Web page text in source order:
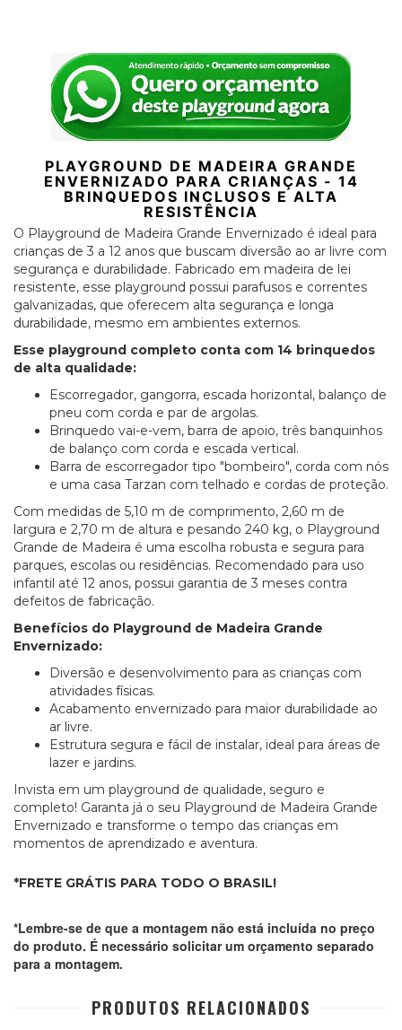
PLAYGROUND DE MADEIRA GRANDE
ENVERNIZADO PARA CRIANÇAS - 14
BRINQUEDOS INCLUSOS E ALTA
RESISTÊNCIA
O Playground de Madeira Grande Envernizado é ideal para
crianças de 3 a 12 anos que buscam diversão ao ar livre com
segurança e durabilidade. Fabricado em madeira de lei
resistente, esse playground possui parafusos e correntes
galvanizadas, que oferecem alta segurança e longa
durabilidade, mesmo em ambientes externos.
Esse playground completo conta com 14 brinquedos
de alta qualidade:
Escorregador, gangorra, escada horizontal, balanço de
pneu com corda e par de argolas.
Brinquedo vai-e-vem, barra de apoio, três banquinhos
de balanço com corda e escada vertical.
Barra de escorregador tipo "bombeiro", corda com nós
e uma casa Tarzan com telhado e cordas de proteção.
Com medidas de 5,10 m de comprimento, 2,60 m de
largura e 2,70 m de altura e pesando 240 kg, o Playground
Grande de Madeira é uma escolha robusta e segura para
parques, escolas ou residências. Recomendado para uso
infantil até 12 anos, possui garantia de 3 meses contra
defeitos de fabricação.
Benefícios do Playground de Madeira Grande
Envernizado:
Diversão e desenvolvimento para as crianças com
atividades físicas.
Acabamento envernizado para maior durabilidade ao
ar livre.
Estrutura segura e fácil de instalar, ideal para áreas de
lazer e jardins.
Invista em um playground de qualidade, seguro e
completo! Garanta já o seu Playground de Madeira Grande
Envernizado e transforme o tempo das crianças em
momentos de aprendizado e aventura.
*FRETE GRÁTIS PARA TODO O BRASIL!
*Lembre-se de que a montagem não está incluída no preço
do produto. É necessário solicitar um orçamento separado
para a montagem.
PRODUTOS RELACIONADOS